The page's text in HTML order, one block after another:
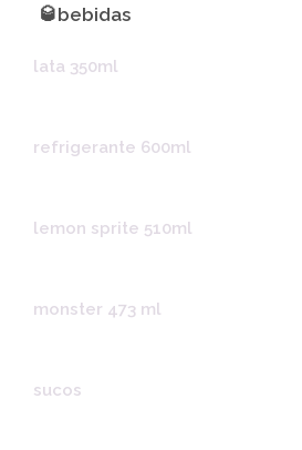
🥃bebidas
lata 350ml
refrigerante 600ml
lemon sprite 510ml
monster 473 ml
sucos